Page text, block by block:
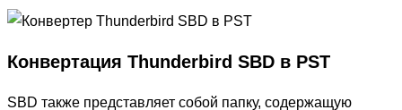
Конвертация Thunderbird SBD в PST
SBD также представляет собой папку, содержащую